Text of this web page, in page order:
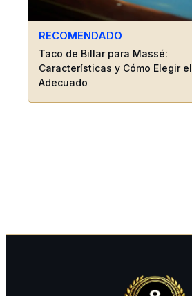
RECOMENDADO
Taco de Billar para Massé:
Características y Cómo Elegir el
Adecuado